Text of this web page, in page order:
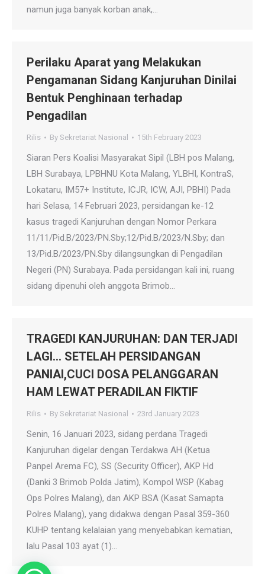
namun juga banyak korban anak,…
Perilaku Aparat yang Melakukan
Pengamanan Sidang Kanjuruhan Dinilai
Bentuk Penghinaan terhadap
Pengadilan
Rilis By Sekretariat Nasional 15th February 2023
Siaran Pers Koalisi Masyarakat Sipil (LBH pos Malang,
LBH Surabaya, LPBHNU Kota Malang, YLBHI, KontraS,
Lokataru, IM57+ Institute, ICJR, ICW, AJI, PBHI) Pada
hari Selasa, 14 Februari 2023, persidangan ke-12
kasus tragedi Kanjuruhan dengan Nomor Perkara
11/11/Pid.B/2023/PN.Sby;12/Pid.B/2023/N.Sby; dan
13/Pid.B/2023/PN.Sby dilangsungkan di Pengadilan
Negeri (PN) Surabaya. Pada persidangan kali ini, ruang
sidang dipenuhi oleh anggota Brimob…
TRAGEDI KANJURUHAN: DAN TERJADI
LAGI… SETELAH PERSIDANGAN
PANIAI,CUCI DOSA PELANGGARAN
HAM LEWAT PERADILAN FIKTIF
Rilis By Sekretariat Nasional 23rd January 2023
Senin, 16 Januari 2023, sidang perdana Tragedi
Kanjuruhan digelar dengan Terdakwa AH (Ketua
Panpel Arema FC), SS (Security Officer), AKP Hd
(Danki 3 Brimob Polda Jatim), Kompol WSP (Kabag
Ops Polres Malang), dan AKP BSA (Kasat Samapta
Polres Malang), yang didakwa dengan Pasal 359-360
KUHP tentang kelalaian yang menyebabkan kematian,
lalu Pasal 103 ayat (1)…